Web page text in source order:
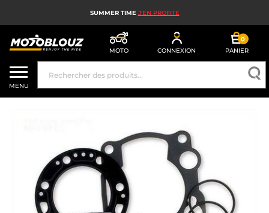
SUMMER TIME J'EN PROFITE
MOTO CONNEXION
0
PANIER
CASQUE MOTO
ÉQUIPEMENT MOTO HOMME
MX, ENDURO ET TRIAL
HIGH TECH MOTO
AIRBAG MOTO
MENU